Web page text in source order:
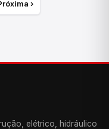
›
elétrico, hidráulico